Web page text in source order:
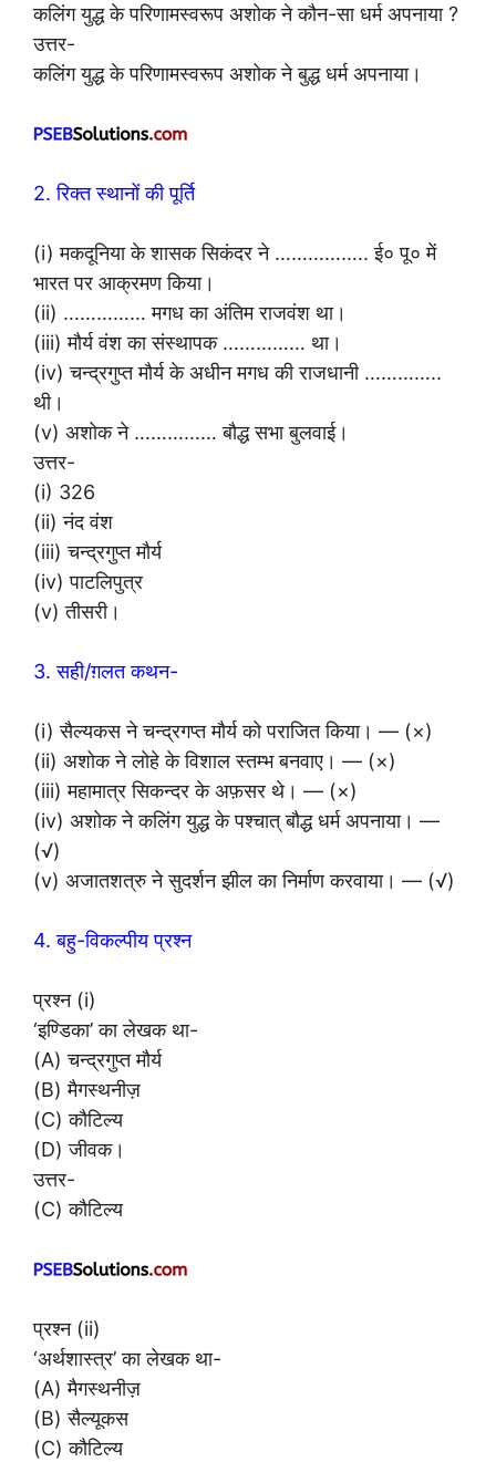
कलिंग युद्ध के परिणामस्वरूप अशोक ने कौन-सा धर्म अपनाया ?
उत्तर-
कलिंग युद्ध के परिणामस्वरूप अशोक ने बुद्ध धर्म अपनाया।
2. रिक्त स्थानों की पूर्ति
(i) मकदूनिया के शासक सिकंदर ने …………….. ई० पू० में
भारत पर आक्रमण किया।
(ii) …………… मगध का अंतिम राजवंश था।
(iii) मौर्य वंश का संस्थापक …………… था।
(iv) चन्द्रगुप्त मौर्य के अधीन मगध की राजधानी …………..
थी।
(v) अशोक ने …………… बौद्ध सभा बुलवाई।
उत्तर-
(i) 326
(ii) नंद वंश
(iii) चन्द्रगुप्त मौर्य
(iv) पाटलिपुत्र
(v) तीसरी।
3. सही/ग़लत कथन-
(i) सैल्यकस ने चन्द्रगप्त मौर्य को पराजित किया। — (×)
(ii) अशोक ने लोहे के विशाल स्तम्भ बनवाए। — (×)
(iii) महामात्र सिकन्दर के अफ़सर थे। — (×)
(iv) अशोक ने कलिंग युद्ध के पश्चात् बौद्ध धर्म अपनाया। —
(√)
(v) अजातशत्रु ने सुदर्शन झील का निर्माण करवाया। — (√)
4. बहु-विकल्पीय प्रश्न
प्रश्न (i)
‘इण्डिका’ का लेखक था-
(A) चन्द्रगुप्त मौर्य
(B) मैगस्थनीज़
(C) कौटिल्य
(D) जीवक।
उत्तर-
(C) कौटिल्य
प्रश्न (ii)
‘अर्थशास्त्र’ का लेखक था-
(A) मैगस्थनीज़
(B) सैल्यूकस
(C) कौटिल्य